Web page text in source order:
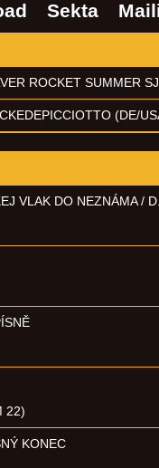
Sekta
ROCKET SUMMER
(DE/
VLAK DO NEZNÁMA /
22)
KONEC